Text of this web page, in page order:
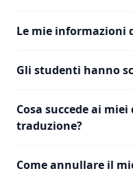
Le mie informazioni
Gli studenti hanno
Cosa succede ai
traduzione?
Come annullare il